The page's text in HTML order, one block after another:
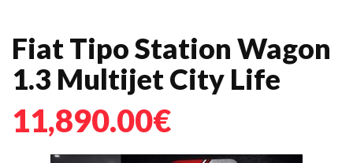
Fiat Tipo Station Wagon
1.3 Multijet City Life
11,890.00€